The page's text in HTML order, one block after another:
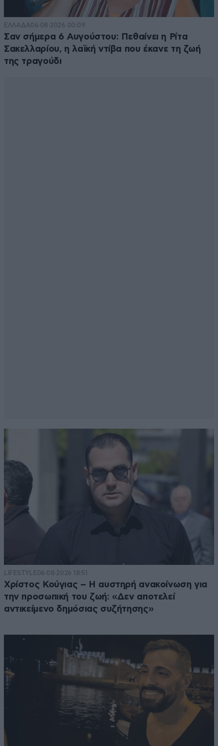
ΕΛΛΑΔΑ06·08·2026 00:09
Σαν σήμερα 6 Αυγούστου: Πεθαίνει η Ρίτα
Σακελλαρίου, η λαϊκή ντίβα που έκανε τη ζωή
της τραγούδι
LIFESTYLE06·08·2026 18:51
Χρίστος Κούγιας – Η αυστηρή ανακοίνωση για
την προσωπική του ζωή: «Δεν αποτελεί
αντικείμενο δημόσιας συζήτησης»